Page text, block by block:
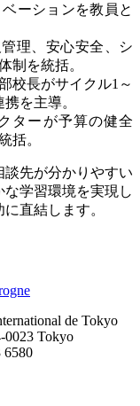
ーションを教員と
理、安心安全、シ
制を統括。
校長がサイクル1 ～
を主導。
ターが予算の健全
括。
談先が分かりやすい
学習環境を実現し
直結します。
de Tokyo
0023 Tokyo
6580